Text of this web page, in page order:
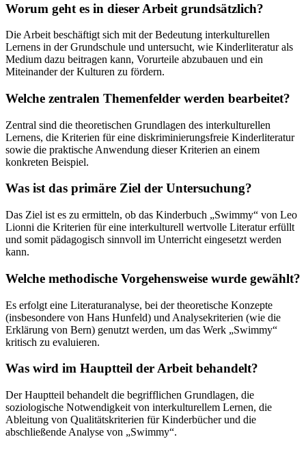
Worum geht es in dieser Arbeit grundsätzlich?
Die Arbeit beschäftigt sich mit der Bedeutung interkulturellen
Lernens in der Grundschule und untersucht, wie Kinderliteratur als
Medium dazu beitragen kann, Vorurteile abzubauen und ein
Miteinander der Kulturen zu fördern.
Welche zentralen Themenfelder werden bearbeitet?
Zentral sind die theoretischen Grundlagen des interkulturellen
Lernens, die Kriterien für eine diskriminierungsfreie Kinderliteratur
sowie die praktische Anwendung dieser Kriterien an einem
konkreten Beispiel.
Was ist das primäre Ziel der Untersuchung?
Das Ziel ist es zu ermitteln, ob das Kinderbuch „Swimmy“ von Leo
Lionni die Kriterien für eine interkulturell wertvolle Literatur erfüllt
und somit pädagogisch sinnvoll im Unterricht eingesetzt werden
kann.
Welche methodische Vorgehensweise wurde gewählt?
Es erfolgt eine Literaturanalyse, bei der theoretische Konzepte
(insbesondere von Hans Hunfeld) und Analysekriterien (wie die
Erklärung von Bern) genutzt werden, um das Werk „Swimmy“
kritisch zu evaluieren.
Was wird im Hauptteil der Arbeit behandelt?
Der Hauptteil behandelt die begrifflichen Grundlagen, die
soziologische Notwendigkeit von interkulturellem Lernen, die
Ableitung von Qualitätskriterien für Kinderbücher und die
abschließende Analyse von „Swimmy“.